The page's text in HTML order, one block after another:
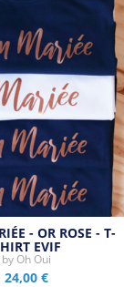
- OR ROSE - T-
EVJF
by Oh Oui
24,00 €